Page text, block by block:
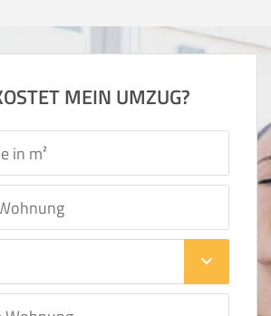
MEIN UMZUG?
keyboard_arrow_down